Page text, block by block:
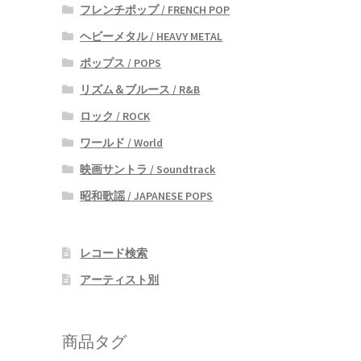
フレンチポップ / FRENCH POP
ヘビーメタル / HEAVY METAL
ポップス / POPS
リズム＆ブルース / R&B
ロック / ROCK
ワールド / World
映画サントラ / Soundtrack
昭和歌謡 / JAPANESE POPS
レコード検索
アーティスト別
商品タグ